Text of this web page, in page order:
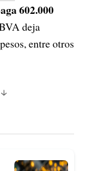
602.000
deja
entre otros